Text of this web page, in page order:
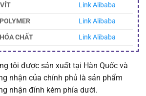
Link Alibaba
Link Alibaba
CHẤT
Link Alibaba
tôi được sản xuất tại Hàn Quốc và
nhận của chính phủ là sản phẩm
nhận đính kèm phía dưới.